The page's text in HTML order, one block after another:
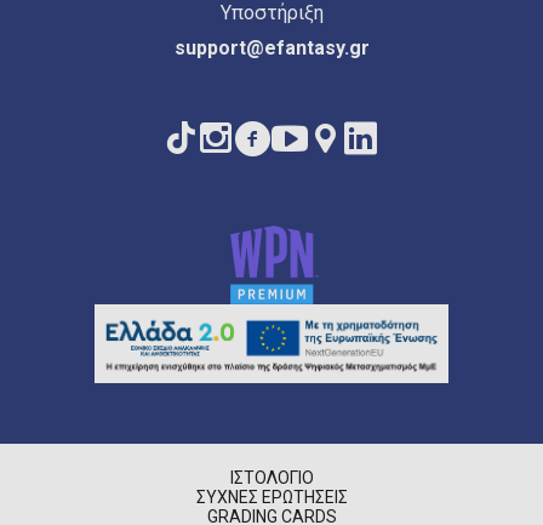
Υποστήριξη
support@efantasy.gr
ΙΣΤΟΛΌΓΙΟ
ΣΥΧΝΈΣ ΕΡΩΤΉΣΕΙΣ
GRADING CARDS